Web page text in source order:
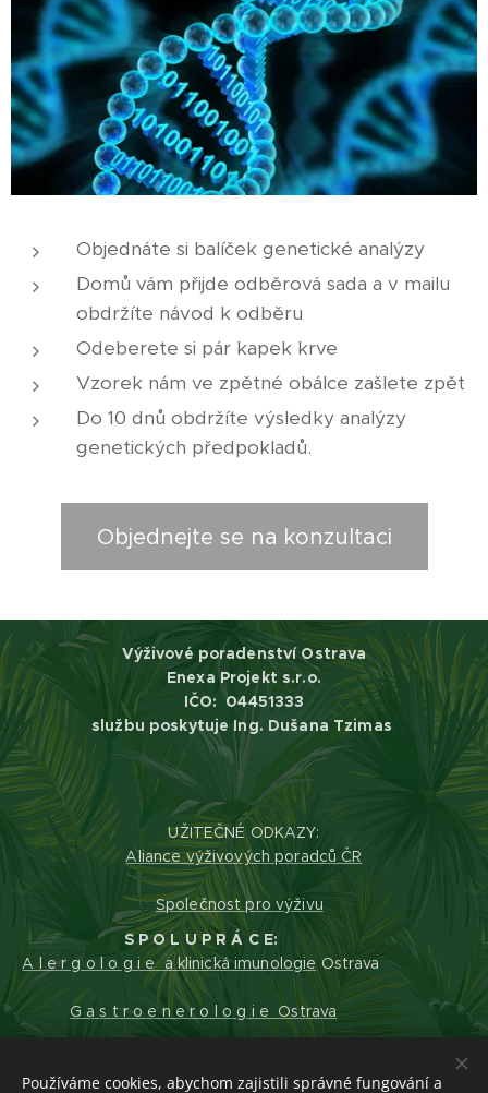
Objednáte si balíček genetické analýzy
Domů vám přijde odběrová sada a v mailu
obdržíte návod k odběru
Odeberete si pár kapek krve
Vzorek nám ve zpětné obálce zašlete zpět
Do 10 dnů obdržíte výsledky analýzy
genetických předpokladů.
Objednejte se na konzultaci
Výživové poradenství Ostrava
Enexa Projekt s.r.o.
IČO: 04451333
službu poskytuje Ing. Dušana Tzimas
UŽITEČNÉ ODKAZY:
Aliance výživových poradců ČR
Společnost pro výživu
S P O L U P R Á C E:
A l e r g o l o g i e a klinická imunologie Ostrava
G a s t r o e n e r o l o g i e Ostrava
Používáme cookies, abychom zajistili správné fungování a